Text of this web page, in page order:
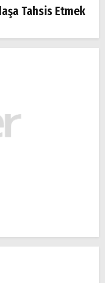
Tahsis Etmek